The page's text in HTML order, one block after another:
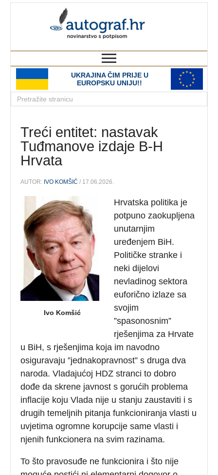
UKRAJINA ČIM PRIJE U
EUROPSKU UNIJU!!
Treći entitet: nastavak
Tuđmanove izdaje B-H
Hrvata
AUTOR: IVO KOMŠIĆ / 17.06.2026.
Ivo Komšić
Hrvatska politika je
potpuno zaokupljena
unutarnjim
uređenjem BiH.
Političke stranke i
neki dijelovi
nevladinog sektora
euforično izlaze sa
svojim
”spasonosnim”
rješenjima za Hrvate
u BiH, s rješenjima koja im navodno
osiguravaju ”jednakopravnost” s druga dva
naroda. Vladajućoj HDZ stranci to dobro
dođe da skrene javnost s gorućih problema
inflacije koju Vlada nije u stanju zaustaviti i s
drugih temeljnih pitanja funkcioniranja vlasti u
uvjetima ogromne korupcije same vlasti i
njenih funkcionera na svim razinama.
To što pravosuđe ne funkcionira i što nije